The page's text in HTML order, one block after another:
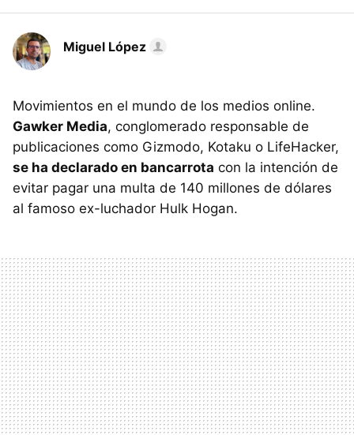
Miguel López
Movimientos en el mundo de los medios online.
Gawker Media, conglomerado responsable de
publicaciones como Gizmodo, Kotaku o LifeHacker,
se ha declarado en bancarrota con la intención de
evitar pagar una multa de 140 millones de dólares
al famoso ex-luchador Hulk Hogan.